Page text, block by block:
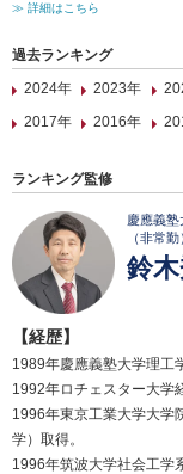
≫ 詳細はこちら
過去ランキング
2024年
2023年
2017年
2016年
ランキング監修
慶應義
（非常勤
鈴
【経歴】
1989年慶應義塾大学理工
1992年ロチェスター大学
1996年東京工業大学大学
学）取得。
1996年筑波大学社会工学